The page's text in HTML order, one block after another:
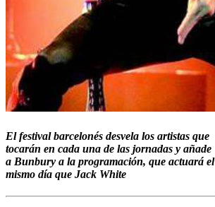
El festival barcelonés desvela los artistas que
tocarán en cada una de las jornadas y añade
a Bunbury a la programación, que actuará el
mismo día que Jack White